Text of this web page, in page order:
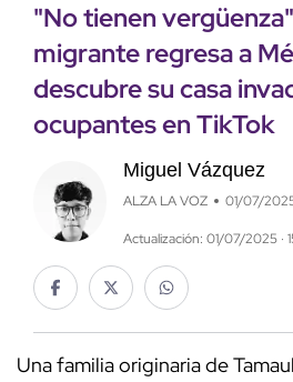
"No tienen
migrante regresa a
descubre su casa
ocupantes en TikTok
Miguel Vázquez
ALZA LA VOZ 01/07/
Actualización: 01/07/2025 ·
Una familia originaria de